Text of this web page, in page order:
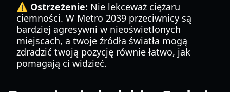
⚠️ Ostrzeżenie: Nie lekceważ ciężaru
ciemności. W Metro 2039 przeciwnicy są
bardziej agresywni w nieoświetlonych
miejscach, a twoje źródła światła mogą
zdradzić twoją pozycję równie łatwo, jak
pomagają ci widzieć.